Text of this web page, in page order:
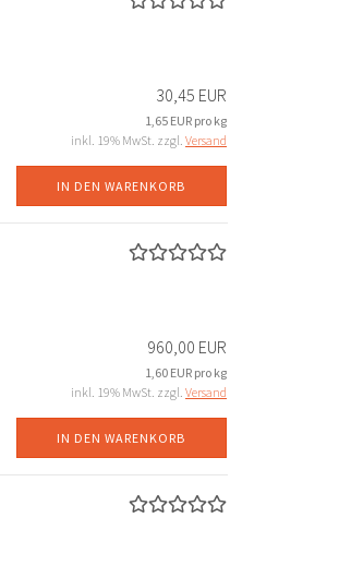
30,45 EUR
1,65 EUR pro kg
inkl. 19% MwSt. zzgl. Versand
IN DEN WARENKORB
960,00 EUR
1,60 EUR pro kg
inkl. 19% MwSt. zzgl. Versand
IN DEN WARENKORB